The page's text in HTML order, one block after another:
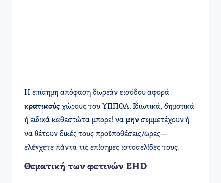
Η επίσημη απόφαση δωρεάν εισόδου αφορά
κρατικούς χώρους του ΥΠΠΟΑ. Ιδιωτικά, δημοτικά
ή ειδικά καθεστώτα μπορεί να μην συμμετέχουν ή
να θέτουν δικές τους προϋποθέσεις/ώρες—
ελέγχετε πάντα τις επίσημες ιστοσελίδες τους.
Θεματική των φετινών EHD